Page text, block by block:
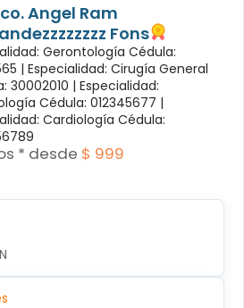
Angel Ram
Fons
Gerontología Cédula:
| Especialidad: Cirugía General
30002010 | Especialidad:
Cédula: 012345677 |
Cardiología Cédula:
* desde $ 999